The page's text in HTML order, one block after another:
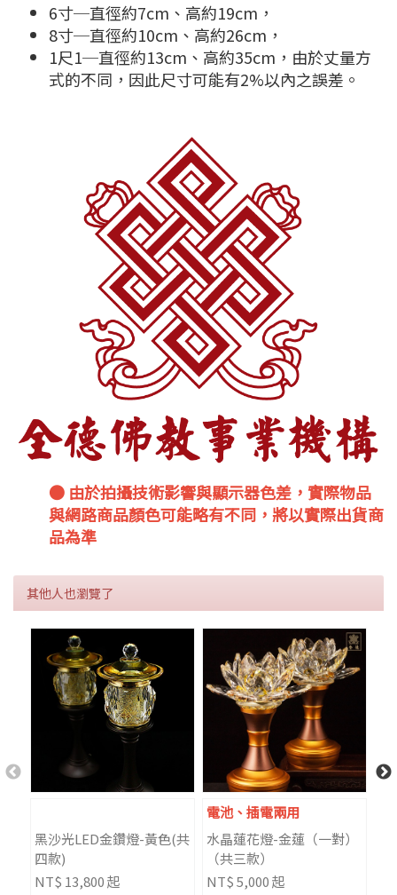
6寸─直徑約7cm、高約19cm，
8寸─直徑約10cm、高約26cm，
1尺1─直徑約13cm、高約35cm，由於丈量方
式的不同，因此尺寸可能有2%以內之誤差。
● 由於拍攝技術影響與顯示器色差，實際物品
與網路商品顏色可能略有不同，將以實際出貨商
品為準
其他人也瀏覽了
黑沙光LED金鑽燈-黃色(共
四款)
NT$ 13,800 起
電池、插電兩用
水晶蓮花燈-金蓮（一對）
（共三款）
NT$ 5,000 起